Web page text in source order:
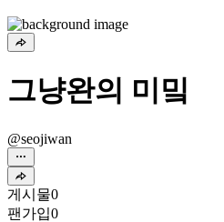
그냥완의 미밐
@seojiwan
게시물0
팬가입0